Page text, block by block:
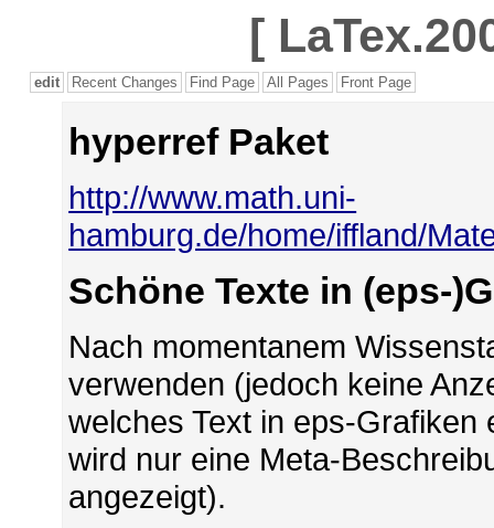
[
edit Recent Changes Find Page All Pages Front Page
hyperref Paket
http://www.math.uni-
hamburg.de/home/iffland/
Schöne Texte in (eps-
Nach momentanem
verwenden (jedoch keine
welches Text in eps-
wird nur eine Meta-
angezeigt).